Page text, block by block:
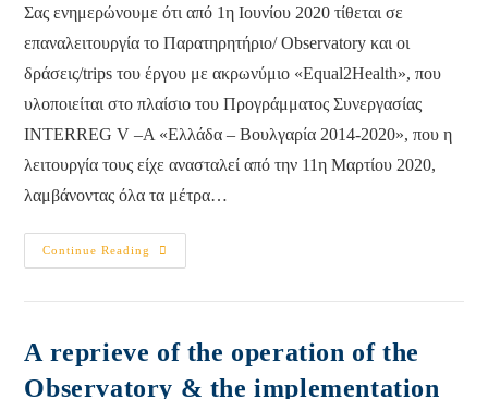
Σας ενημερώνουμε ότι από 1η Ιουνίου 2020 τίθεται σε
επαναλειτουργία το Παρατηρητήριο/ Observatory και οι
δράσεις/trips του έργου με ακρωνύμιο «Equal2Health», που
υλοποιείται στο πλαίσιο του Προγράμματος Συνεργασίας
INTERREG V –A «Ελλάδα – Βουλγαρία 2014-2020», που η
λειτουργία τους είχε ανασταλεί από την 11η Μαρτίου 2020,
λαμβάνοντας όλα τα μέτρα…
Continue Reading
Επαναλειτουργία
Παρατηρητηρίου
A reprieve of the operation of the
Observatory & the implementation